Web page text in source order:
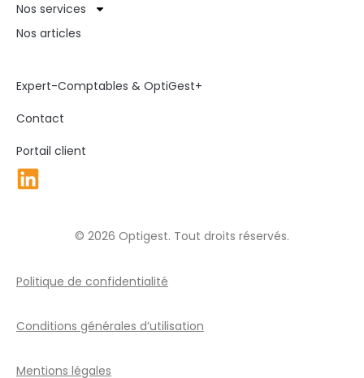
Nos services
Nos articles
Expert-Comptables & OptiGest+
Contact
Portail client
© 2026 Optigest. Tout droits réservés.
Politique de confidentialité
Conditions générales d’utilisation
Mentions légales